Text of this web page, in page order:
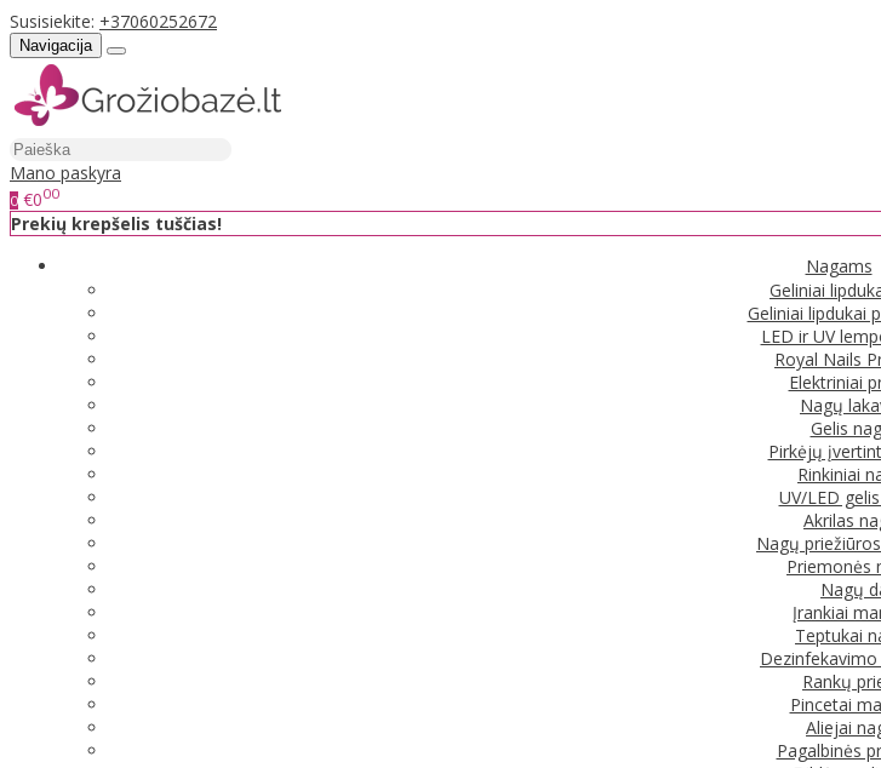
Susisiekite: +37060252672
Navigacija
Mano paskyra
0 €000
Prekių krepšelis tuščias!
Nagams
Geliniai
Geliniai lipdukai
LED ir UV
Royal Nails
Elektriniai
Nagų
Gelis
Pirkėjų
Rinkiniai
UV/LED
Akrilas
Nagų
Priemonės
Nagų
Įrankiai
Teptukai
Rankų
Pincetai
Aliejai
Pagalbinės